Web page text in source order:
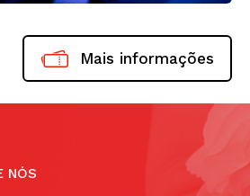
Mais informações
NÓS